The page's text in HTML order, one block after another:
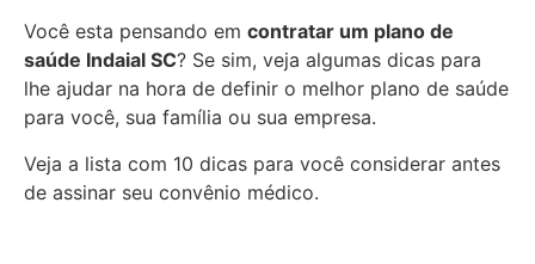
Você esta pensando em contratar um plano de
saúde Indaial SC? Se sim, veja algumas dicas para
lhe ajudar na hora de definir o melhor plano de saúde
para você, sua família ou sua empresa.
Veja a lista com 10 dicas para você considerar antes
de assinar seu convênio médico.